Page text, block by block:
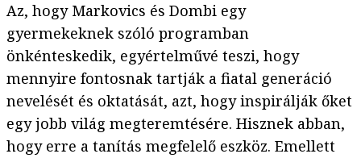
Az, hogy Markovics és Dombi egy
gyermekeknek szóló programban
önkénteskedik, egyértelművé teszi, hogy
mennyire fontosnak tartják a fiatal generáció
nevelését és oktatását, azt, hogy inspirálják őket
egy jobb világ megteremtésére. Hisznek abban,
hogy erre a tanítás megfelelő eszköz. Emellett